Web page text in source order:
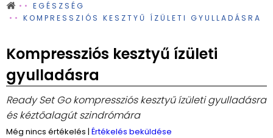
EGÉSZSÉG
KOMPRESSZIÓS KESZTYŰ ÍZÜLETI GYULLADÁSRA
Kompressziós kesztyű ízületi
gyulladásra
Ready Set Go kompressziós kesztyű ízületi gyulladásra
és kéztőalagút szindrómára
Még nincs értékelés | Értékelés beküldése